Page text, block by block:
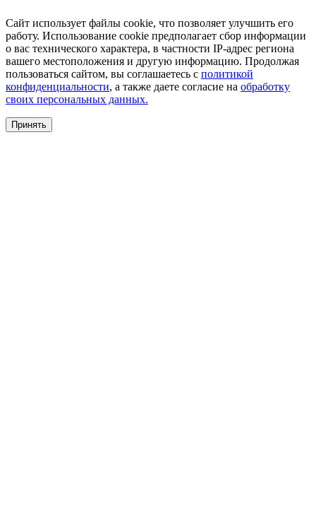
Сайт использует файлы cookie, что позволяет улучшить его
работу. Использование cookie предполагает сбор информации
о вас технического характера, в частности IP-адрес региона
вашего местоположения и другую информацию. Продолжая
пользоваться сайтом, вы соглашаетесь с политикой
конфиденциальности, а также даете согласие на обработку
своих персональных данных.
Принять